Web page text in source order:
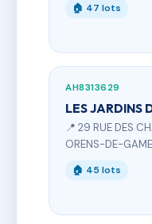
🏠 47 lots
AH8313629
LES JARDINS
📍 29 RUE DES
ORENS-DE-
🏠 45 lots